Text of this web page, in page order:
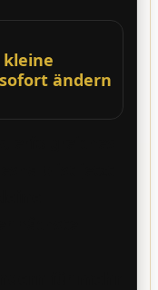
ändern